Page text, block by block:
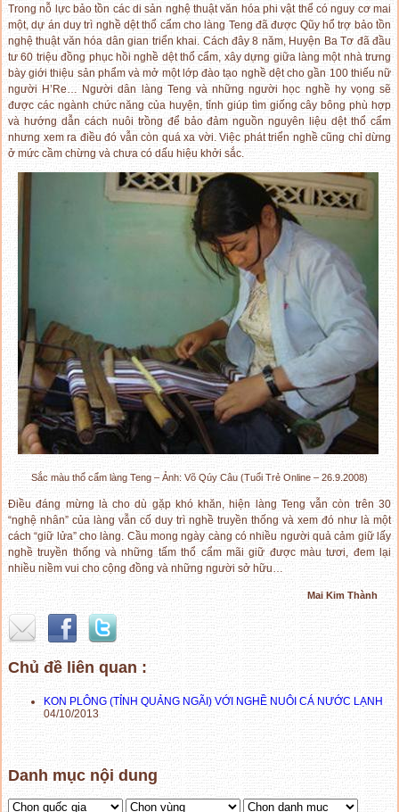
Trong nỗ lực bảo tồn các di sản nghệ thuật văn hóa phi vật thể có nguy cơ mai
một, dự án duy trì nghề dệt thổ cẩm cho làng Teng đã được Qũy hổ trợ bảo tồn
nghệ thuật văn hóa dân gian triển khai. Cách đây 8 năm, Huyện Ba Tơ đã đầu
tư 60 triệu đồng phục hồi nghề dệt thổ cẩm, xây dựng giữa làng một nhà trưng
bày giới thiệu sản phẩm và mở một lớp đào tạo nghề dệt cho gần 100 thiếu nữ
người H’Re… Người dân làng Teng và những người học nghề hy vọng sẽ
được các ngành chức năng của huyện, tỉnh giúp tìm giống cây bông phù hợp
và hướng dẫn cách nuôi trồng để bảo đảm nguồn nguyên liệu dệt thổ cẩm
nhưng xem ra điều đó vẫn còn quá xa vời. Việc phát triển nghề cũng chỉ dừng
ở mức cầm chừng và chưa có dấu hiệu khởi sắc.
Sắc màu thổ cẩm làng Teng – Ảnh: Võ Qúy Câu (Tuổi Trẻ Online – 26.9.2008)
Điều đáng mừng là cho dù gặp khó khăn, hiện làng Teng vẫn còn trên 30
“nghệ nhân” của làng vẫn cố duy trì nghề truyền thống và xem đó như là một
cách “giữ lửa” cho làng. Cầu mong ngày càng có nhiều người quả cảm giữ lấy
nghề truyền thống và những tấm thổ cẩm mãi giữ được màu tươi, đem lại
nhiều niềm vui cho cộng đồng và những người sở hữu…
Mai Kim Thành
Chủ đề liên quan :
KON PLÔNG (TỈNH QUẢNG NGÃI) VỚI NGHỀ NUÔI CÁ NƯỚC LẠNH
04/10/2013
Danh mục nội dung